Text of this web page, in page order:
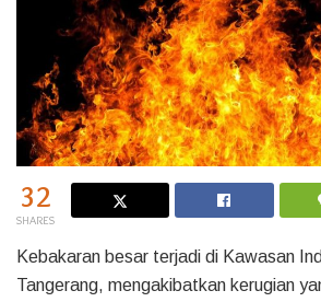
32
SHARES
Kebakaran besar terjadi di Kawasan
Tangerang, mengakibatkan kerugian